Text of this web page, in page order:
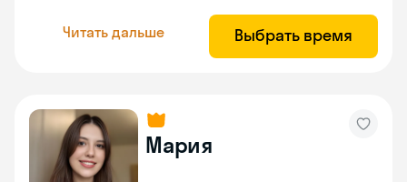
Читать дальше Выбрать время
Мария